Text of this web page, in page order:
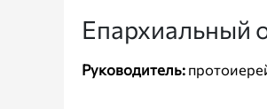
Епархиальный
Руководитель: